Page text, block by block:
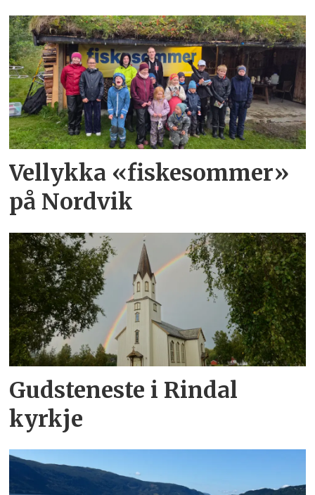
Vellykka «fiskesommer»
på Nordvik
Gudsteneste i Rindal
kyrkje